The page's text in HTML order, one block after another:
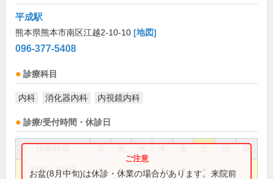
平成駅
熊本県熊本市南区江越2-10-10 [地図]
096-377-5408
診療科目
内科 消化器内科 内視鏡内科
診療/受付時間・休診日
祝
9:00～13:00 ● ● ● ●
お盆(8月中旬)は休診・休業の場合があります。来院前